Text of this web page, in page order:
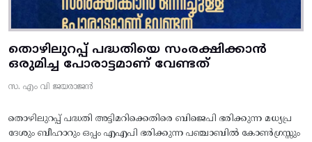
തൊഴിലുറപ്പ് പദ്ധതിയെ സംരക്ഷിക്കാൻ
ഒരുമിച്ച പോരാട്ടമാണ് വേണ്ടത്
സ. എം വി ജയരാജൻ
തൊഴിലുറപ്പ് പദ്ധതി അട്ടിമറിക്കെതിരെ ബിജെപി ഭരിക്കുന്ന മധ്യപ്ര
ദേശും ബീഹാറും ഒപ്പം എഎപി ഭരിക്കുന്ന പഞ്ചാബിൽ കോൺഗ്രസ്സും